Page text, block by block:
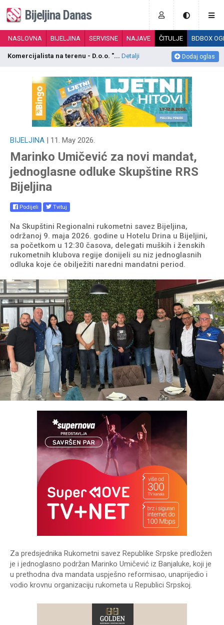
Bijeljina Danas
NASLOVNA BIJELJINA SERVISNE NAJAVE ČITULJE BDBOX
Dodaj oglas
Komercijalista na terenu - D.o.o. "... Detalji
BIJELJINA | 11. May 2026.
Marinko Umičević za novi mandat,
jednoglasne odluke Skupštine RRS
Bijeljina
Podijeli Tvituj
Na Skupštini Regionalni rukometni savez Bijeljina,
održanoj 9. maja 2026. godine u Hotelu Drina u Bijeljini,
sa početkom u 12:30 časova, delegati muških i ženskih
rukometnih klubova regije donijeli su niz jednoglasnih
odluka koje će obilježiti naredni mandatni period.
Za predsjednika Rukometni savez Republike Srpske predložen
je i jednoglasno podržan Marinko Umičević iz Banjaluke, koji je
u prethodna dva mandata uspješno reformisao, unaprijedio i
vodio krovnu organizaciju rukometa u Republici Srpskoj.